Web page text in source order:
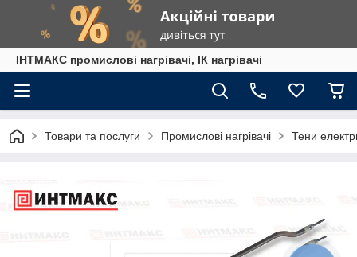
ІНТМАКС промислові нагрівачі, ІК нагрівачі
Товари та послуги Промислові нагрівачі Тени